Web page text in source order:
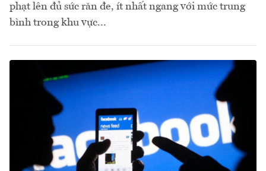
phạt lên đủ sức răn đe, ít nhất ngang với mức trung
bình trong khu vực...